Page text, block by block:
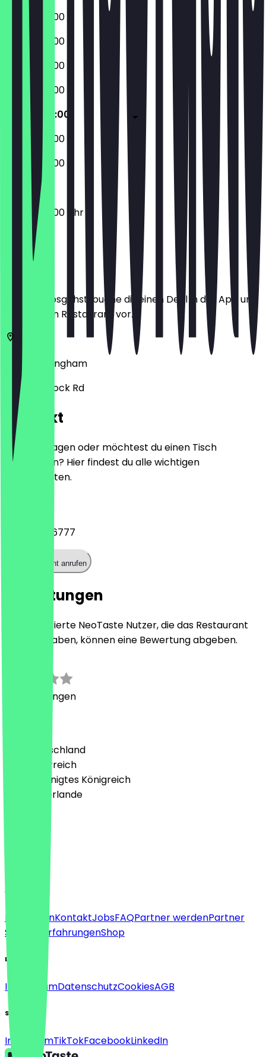
08:00 - 23:00
08:00 - 23:00
08:00 - 23:00
08:00 - 23:00
08:00 - 23:00
08:00 - 23:00
08:00 - 23:00
08:00 - 23:00 Uhr
Bevor du losgehst, buche dir einen Deal in der App und
zeige ihn im Restaurant vor.
Alum
Birmingham
221 Alum Rock Rd
Kontakt
Hast du Fragen oder möchtest du einen Tisch
reservieren? Hier findest du alle wichtigen
Kontaktdaten.
+441213266777
Restaurant anrufen
Bewertungen
Nur registrierte NeoTaste Nutzer, die das Restaurant
besucht haben, können eine Bewertung abgeben.
Bewertungen
🇩🇪 Deutschland
🇦🇹 Österreich
🇬🇧 Vereinigtes Königreich
🇳🇱 Niederlande
About
Für FirmenKontaktJobsFAQPartner werdenPartner
Support
ErfahrungenShop
Legal
ImpressumDatenschutzCookiesAGB
Social
InstagramTikTokFacebookLinkedIn